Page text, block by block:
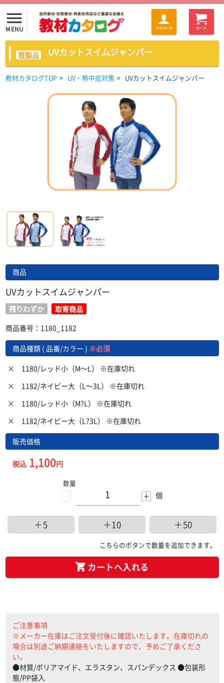
menu
MENU マイページ カート
既製品 UVカットスイムジャンパー
教材カタログTOP > UV・熱中症対策 > UVカットスイムジャンパー
商品
UVカットスイムジャンパー
残りわずか
取寄商品
商品番号：1180_1182
商品種類 ( 品番/カラー ) ※必須
×
1180/レッド小（M〜L） ※在庫切れ
×
1182/ネイビー大（L〜3L） ※在庫切れ
×
1180/レッド小（M?L） ※在庫切れ
×
1182/ネイビー大（L?3L） ※在庫切れ
販売価格
税込1,100円
-
数量
+ 個
＋5 ＋10 ＋50
こちらのボタンで数量を追加できます。
カートへ入れる
ご注意事項
※メーカー在庫はご注文受付後に確認いたします。在庫切れの
場合は別途ご納期連絡をいたしますので、予めご了承くださ
い。
●材質/ポリアマイド、エラスタン、スパンデックス ●包装形
態/PP袋入